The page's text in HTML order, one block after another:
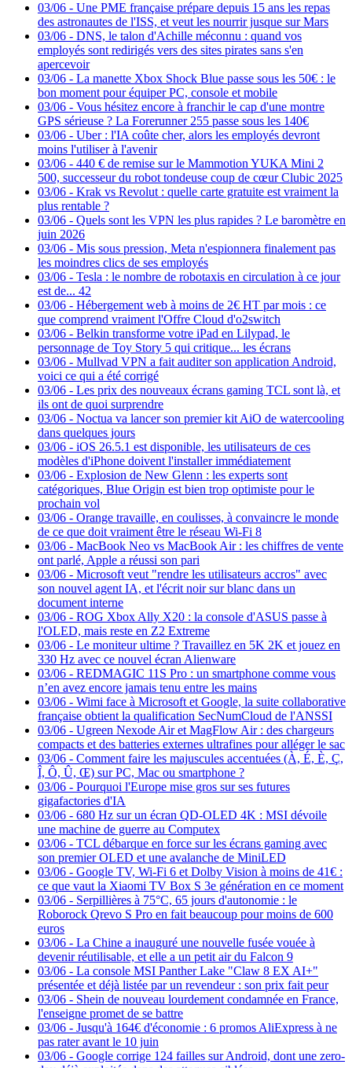
03/06 - Une PME française prépare depuis 15 ans les repas
des astronautes de l'ISS, et veut les nourrir jusque sur Mars
03/06 - DNS, le talon d'Achille méconnu : quand vos
employés sont redirigés vers des sites pirates sans s'en
apercevoir
03/06 - La manette Xbox Shock Blue passe sous les 50€ : le
bon moment pour équiper PC, console et mobile
03/06 - Vous hésitez encore à franchir le cap d'une montre
GPS sérieuse ? La Forerunner 255 passe sous les 140€
03/06 - Uber : l'IA coûte cher, alors les employés devront
moins l'utiliser à l'avenir
03/06 - 440 € de remise sur le Mammotion YUKA Mini 2
500, successeur du robot tondeuse coup de cœur Clubic 2025
03/06 - Krak vs Revolut : quelle carte gratuite est vraiment la
plus rentable ?
03/06 - Quels sont les VPN les plus rapides ? Le baromètre en
juin 2026
03/06 - Mis sous pression, Meta n'espionnera finalement pas
les moindres clics de ses employés
03/06 - Tesla : le nombre de robotaxis en circulation à ce jour
est de... 42
03/06 - Hébergement web à moins de 2€ HT par mois : ce
que comprend vraiment l'Offre Cloud d'o2switch
03/06 - Belkin transforme votre iPad en Lilypad, le
personnage de Toy Story 5 qui critique... les écrans
03/06 - Mullvad VPN a fait auditer son application Android,
voici ce qui a été corrigé
03/06 - Les prix des nouveaux écrans gaming TCL sont là, et
ils ont de quoi surprendre
03/06 - Noctua va lancer son premier kit AiO de watercooling
dans quelques jours
03/06 - iOS 26.5.1 est disponible, les utilisateurs de ces
modèles d'iPhone doivent l'installer immédiatement
03/06 - Explosion de New Glenn : les experts sont
catégoriques, Blue Origin est bien trop optimiste pour le
prochain vol
03/06 - Orange travaille, en coulisses, à convaincre le monde
de ce que doit vraiment être le réseau Wi-Fi 8
03/06 - MacBook Neo vs MacBook Air : les chiffres de vente
ont parlé, Apple a réussi son pari
03/06 - Microsoft veut "rendre les utilisateurs accros" avec
son nouvel agent IA, et l'écrit noir sur blanc dans un
document interne
03/06 - ROG Xbox Ally X20 : la console d'ASUS passe à
l'OLED, mais reste en Z2 Extreme
03/06 - Le moniteur ultime ? Travaillez en 5K 2K et jouez en
330 Hz avec ce nouvel écran Alienware
03/06 - REDMAGIC 11S Pro : un smartphone comme vous
n’en avez encore jamais tenu entre les mains
03/06 - Wimi face à Microsoft et Google, la suite collaborative
française obtient la qualification SecNumCloud de l'ANSSI
03/06 - Ugreen Nexode Air et MagFlow Air : des chargeurs
compacts et des batteries externes ultrafines pour alléger le sac
03/06 - Comment faire les majuscules accentuées (À, É, È, Ç,
Î, Ô, Û, Œ) sur PC, Mac ou smartphone ?
03/06 - Pourquoi l'Europe mise gros sur ses futures
gigafactories d'IA
03/06 - 680 Hz sur un écran QD-OLED 4K : MSI dévoile
une machine de guerre au Computex
03/06 - TCL débarque en force sur les écrans gaming avec
son premier OLED et une avalanche de MiniLED
03/06 - Google TV, Wi-Fi 6 et Dolby Vision à moins de 41€ :
ce que vaut la Xiaomi TV Box S 3e génération en ce moment
03/06 - Serpillières à 75°C, 65 jours d'autonomie : le
Roborock Qrevo S Pro en fait beaucoup pour moins de 600
euros
03/06 - La Chine a inauguré une nouvelle fusée vouée à
devenir réutilisable, et elle a un petit air du Falcon 9
03/06 - La console MSI Panther Lake "Claw 8 EX AI+"
présentée et déjà listée par un revendeur : son prix fait peur
03/06 - Shein de nouveau lourdement condamnée en France,
l'enseigne promet de se battre
03/06 - Jusqu'à 164€ d'économie : 6 promos AliExpress à ne
pas rater avant le 10 juin
03/06 - Google corrige 124 failles sur Android, dont une zero-